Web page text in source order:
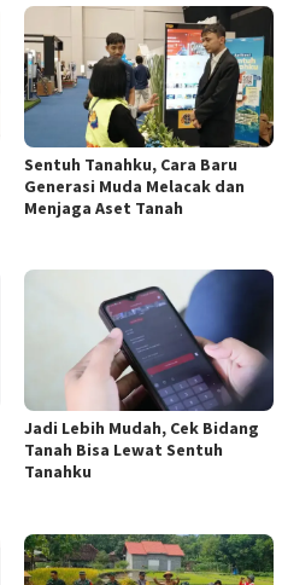
Sentuh Tanahku, Cara Baru
Generasi Muda Melacak dan
Menjaga Aset Tanah
Jadi Lebih Mudah, Cek Bidang
Tanah Bisa Lewat Sentuh
Tanahku